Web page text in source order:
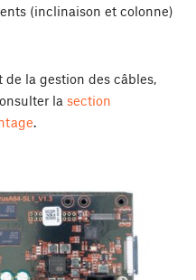
(inclinaison et colonne)
de la gestion des câbles,
la section
.